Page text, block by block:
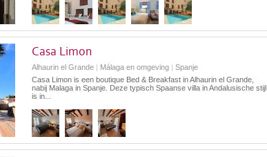
Casa Limon
Alhaurin el Grande | Málaga en omgeving | Spanje
Casa Limon is een boutique Bed & Breakfast in Alhaurin el Grande,
nabij Malaga in Spanje. Deze typisch Spaanse villa in Andalusische stijl
is in...